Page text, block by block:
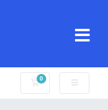
0
Shopping Cart